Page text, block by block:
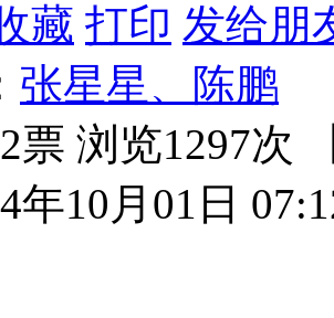
藏 打印 发给朋
张星星、陈鹏
票 浏览1297次
年10月01日